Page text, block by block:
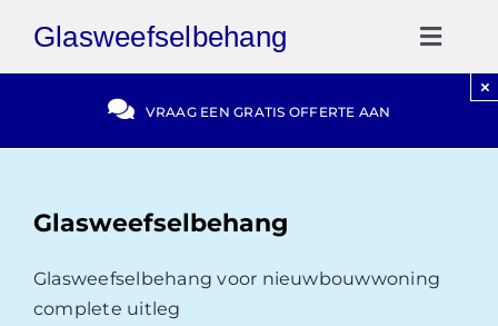
naar
inhoud
Glasweefselbehang
Gratis Offerte
030-2072303
VRAAG EEN GRATIS OFFERTE AAN
×
Glasweefselbehang
Glasweefselbehang voor nieuwbouwwoning
complete uitleg